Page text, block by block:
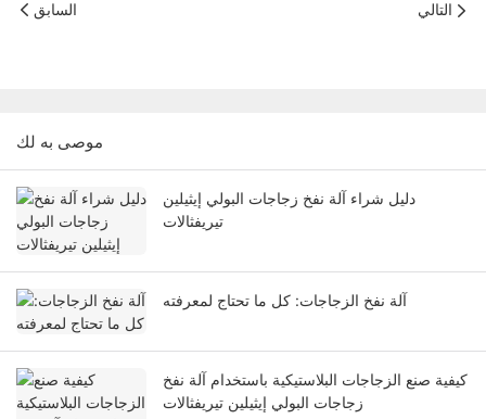
السابق التالي
موصى به لك
دليل شراء آلة نفخ زجاجات البولي إيثيلين
تيريفثالات
آلة نفخ الزجاجات: كل ما تحتاج لمعرفته
كيفية صنع الزجاجات البلاستيكية باستخدام آلة نفخ
زجاجات البولي إيثيلين تيريفثالات